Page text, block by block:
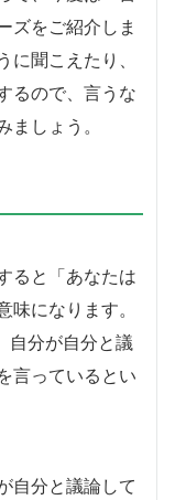
ズをご紹介しま
に聞こえたり、
るので、言うな
しょう。
ると「あなたは
になります。
自分が自分と議
言っているとい
自分と議論して